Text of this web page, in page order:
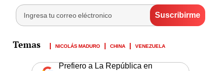
NICOLÁS MADURO CHINA VENEZUELA
Prefiero a La República en